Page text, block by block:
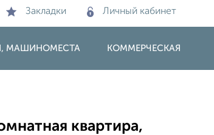
Закладки Личный кабинет
МАШИНОМЕСТА КОММЕРЧЕСКАЯ
квартира,